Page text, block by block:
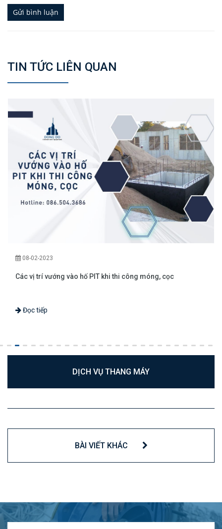
Gửi bình luận
TIN TỨC LIÊN QUAN
08-02-2023
Các vị trí vướng vào hố PIT khi thi công móng, cọc
Đọc tiếp
DỊCH VỤ THANG MÁY
BÀI VIẾT KHÁC